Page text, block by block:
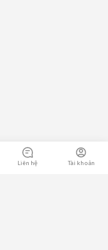
Liên hệ Tài khoản